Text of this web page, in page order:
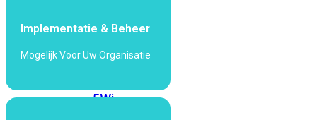
Fi
5Wi-
Implementatie & Beheer
Mogelijk Voor Uw Organisatie